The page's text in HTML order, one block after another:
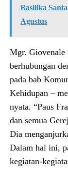
Basilika
Agustus
Mgr. Giovenale
berhubungan
pada bab
Kehidupan –
nyata. “Paus
dan semua
Dia
Dalam hal ini,
kegiatan-